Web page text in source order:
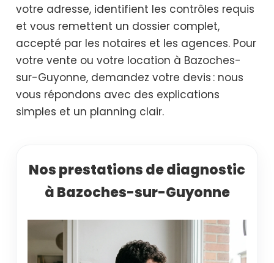
votre adresse, identifient les contrôles requis
et vous remettent un dossier complet,
accepté par les notaires et les agences. Pour
votre vente ou votre location à Bazoches-
sur-Guyonne, demandez votre devis : nous
vous répondons avec des explications
simples et un planning clair.
Nos prestations de diagnostic
à Bazoches-sur-Guyonne